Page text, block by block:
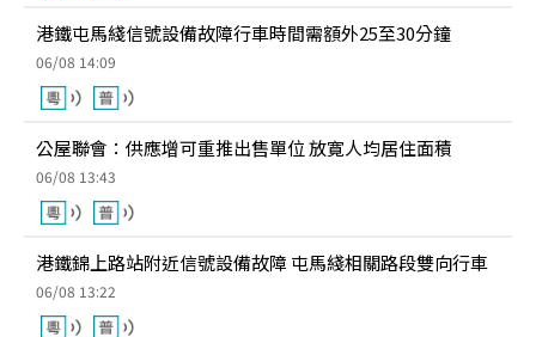
港鐵屯馬綫信號設備故障行車時間需額外25至30分鐘
06/08 14:09
公屋聯會：供應增可重推出售單位 放寛人均居住面積
06/08 13:43
港鐵錦上路站附近信號設備故障 屯馬綫相關路段雙向行車
06/08 13:22